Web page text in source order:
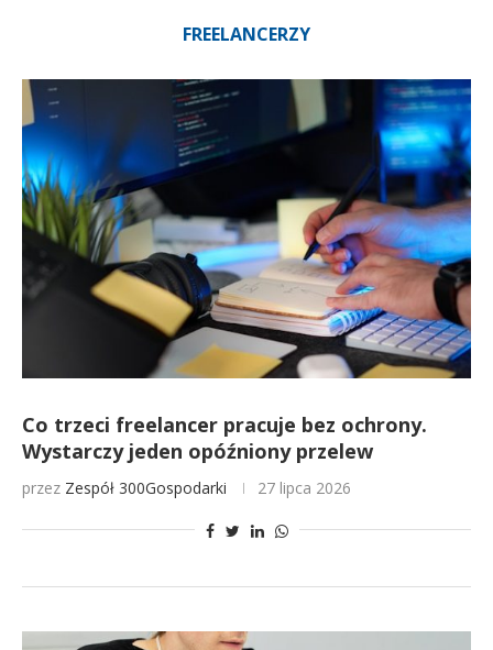
FREELANCERZY
Co trzeci freelancer pracuje bez ochrony.
Wystarczy jeden opóźniony przelew
przez Zespół 300Gospodarki 27 lipca 2026